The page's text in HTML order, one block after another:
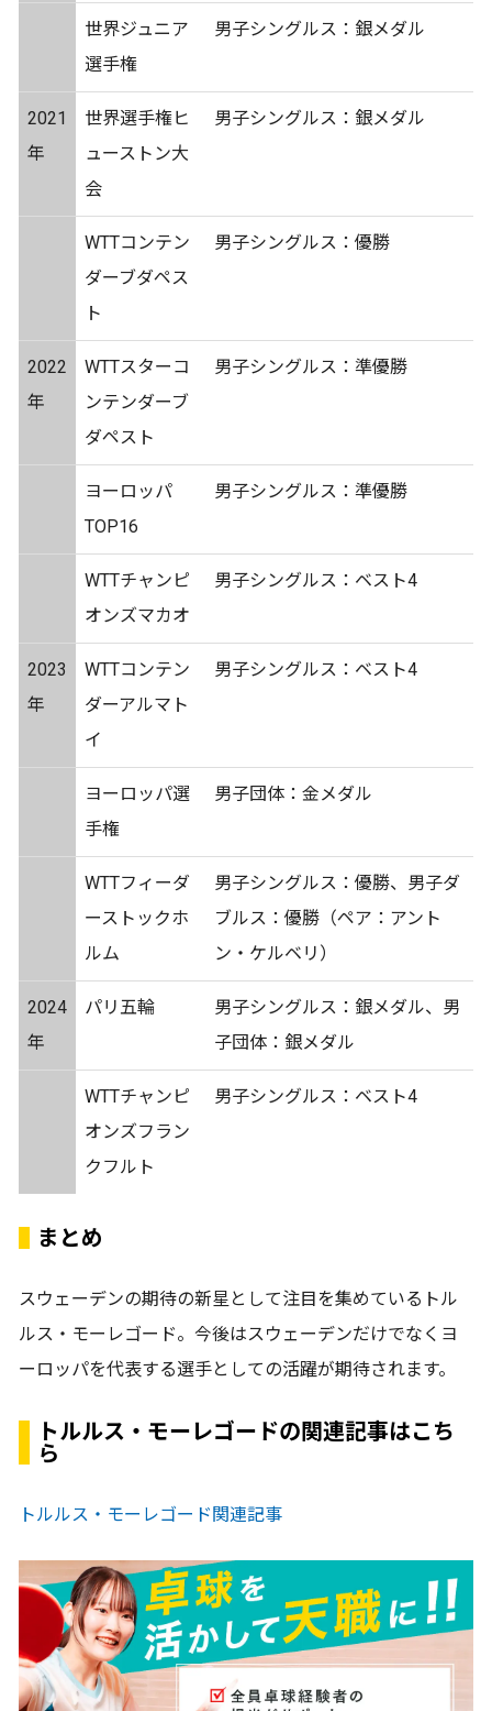
世界ジュニア
選手権
男子シングルス：銀メダル
2021
年
世界選手権ヒ
ューストン大
会
男子シングルス：銀メダル
WTTコンテン
ダーブダペス
ト
男子シングルス：優勝
2022
年
WTTスターコ
ンテンダーブ
ダペスト
男子シングルス：準優勝
ヨーロッパ
TOP16
男子シングルス：準優勝
WTTチャンピ
オンズマカオ
男子シングルス：ベスト4
2023
年
WTTコンテン
ダーアルマト
イ
男子シングルス：ベスト4
ヨーロッパ選
手権
男子団体：金メダル
WTTフィーダ
ーストックホ
ルム
男子シングルス：優勝、男子ダ
ブルス：優勝（ペア：アント
ン・ケルベリ）
2024
年
パリ五輪
男子シングルス：銀メダル、男
子団体：銀メダル
WTTチャンピ
オンズフラン
クフルト
男子シングルス：ベスト4
まとめ
スウェーデンの期待の新星として注目を集めているトル
ルス・モーレゴード。今後はスウェーデンだけでなくヨ
ーロッパを代表する選手としての活躍が期待されます。
トルルス・モーレゴードの関連記事はこち
ら
トルルス・モーレゴード関連記事